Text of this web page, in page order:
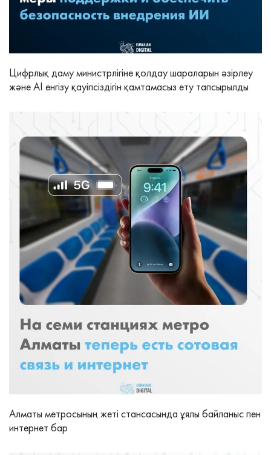
Цифрлық даму министрлігіне қолдау шараларын әзірлеу
және AI енгізу қауіпсіздігін қамтамасыз ету тапсырылды
Алматы метросының жеті стансасында ұялы байланыс пен
интернет бар